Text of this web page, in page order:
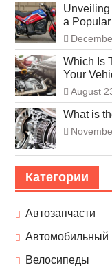
Unveiling
a
Which Is
Your
August
What is
Категории
Автозапчасти
Автомобильный
Велосипеды